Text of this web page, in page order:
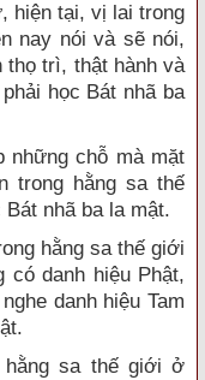
hiện tại, vị lai trong
nay nói và sẽ nói,
thọ trì, thật hành và
học Bát nhã ba
những chỗ mà mặt
trong hằng sa thế
nhã ba la mật.
hằng sa thế giới
danh hiệu Phật,
danh hiệu Tam
hằng sa thế giới ở